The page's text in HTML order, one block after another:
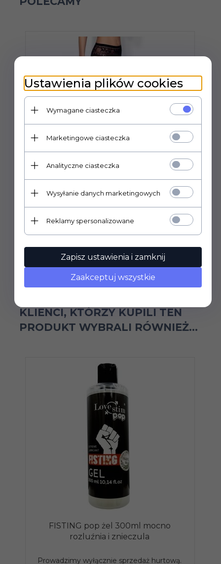
Bielizna-Garter stockings S307 czarne
S/M/L
Prowadzimy wyłącznie sprzedaż hurtową.
KLIENCI, KTÓRZY KUPILI TEN
PRODUKT WYBRALI RÓWNIEŻ...
FISTING pop żel 300ml mocno
rozluźnia i znieczula
Prowadzimy wyłącznie sprzedaż hurtową.
Ustawienia plików cookies
Wymagane ciasteczka
Marketingowe ciasteczka
Analityczne ciasteczka
Wysyłanie danych marketingowych
Reklamy spersonalizowane
Zapisz ustawienia i zamknij
Zaakceptuj wszystkie